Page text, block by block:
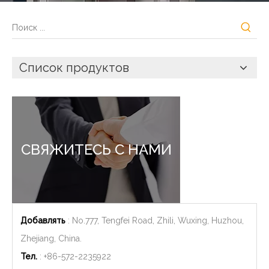
Список продуктов
СВЯЖИТЕСЬ С НАМИ
Добавлять : No.777, Tengfei Road, Zhili, Wuxing, Huzhou,
Zhejiang, China.
Тел. : +86-572-2235922